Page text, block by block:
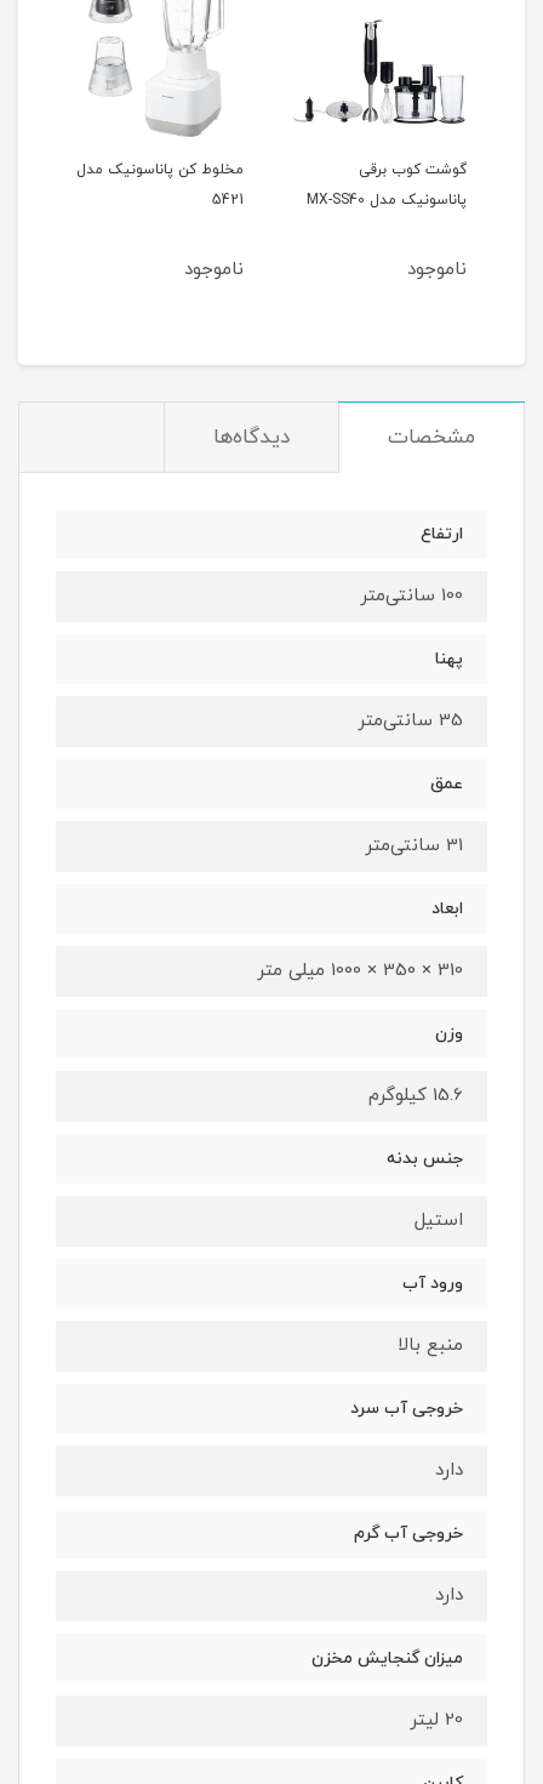
گوشت کوب برقی
پاناسونیک مدل MX-SS40
ناموجود
مخلوط کن پاناسونیک مدل
5421
ناموجود
مشخصات دیدگاه‌ها
ارتفاع
100 سانتی‌متر
پهنا
35 سانتی‌متر
عمق
31 سانتی‌متر
ابعاد
310 × 350 × 1000 میلی متر
وزن
15.6 کیلوگرم
جنس بدنه
استیل
ورود آب
منبع بالا
خروجی آب سرد
دارد
خروجی آب گرم
دارد
میزان گنجایش مخزن
20 لیتر